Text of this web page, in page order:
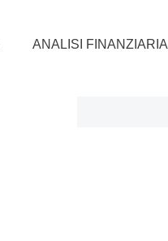
ANALISI FINANZIARIA